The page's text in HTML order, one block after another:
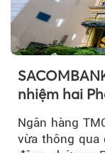
nhiệm hai
Ngân hàng
vừa thông qua